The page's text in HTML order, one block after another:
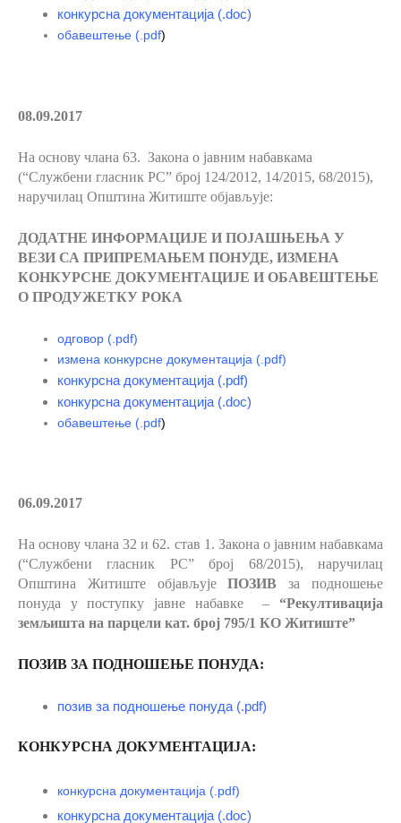
конкурсна документација (.doc)
обавештење(.pdf)
08.09.2017
На основу члана 63. Закона о јавним набавкама
(“Службени гласник РС” број 124/2012, 14/2015, 68/2015),
наручилац Општина Житиште објављује:
ДОДАТНЕ ИНФОРМАЦИЈЕ И ПОЈАШЊЕЊА У
ВЕЗИ СА ПРИПРЕМАЊЕМ ПОНУДЕ, ИЗМЕНА
КОНКУРСНЕ ДОКУМЕНТАЦИЈЕ И ОБАВЕШТЕЊЕ
О ПРОДУЖЕТКУ РОКА
одговор (.pdf)
измена конкурсне документација (.pdf)
конкурсна документација (.pdf)
конкурсна документација (.doc)
обавештење(.pdf)
06.09.2017
На основу члана 32 и 62. став 1. Закона о јавним набавкама
(“Службени гласник РС” број 68/2015), наручилац
Општина Житиште објављујеПОЗИВза подношење
понуда у поступку јавне набавке – “Рекултивација
земљишта на парцели кат. број 795/1 КО Житиште”
ПОЗИВ ЗА ПОДНОШЕЊЕ ПОНУДА:
позив за подношење понуда (.pdf)
КОНКУРСНА ДОКУМЕНТАЦИЈА:
конкурсна документација (.pdf)
конкурсна документација (.doc)